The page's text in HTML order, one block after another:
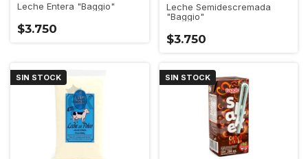
Leche Entera "Baggio"
$3.750
Leche Semidescremada
"Baggio"
$3.750
SIN STOCK SIN STOCK